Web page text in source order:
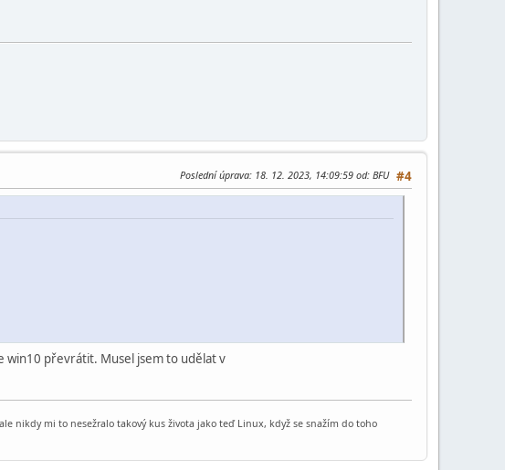
#4
Poslední úprava: 18. 12. 2023, 14:09:59 od: BFU
win10 převrátit. Musel jsem to udělat v
nikdy mi to nesežralo takový kus života jako teď Linux, když se snažím do toho